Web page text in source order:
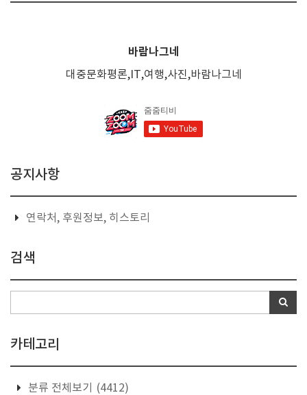
바람나그네
대중문화평론,IT,여행,사진,바람나그네
공지사항
연락처, 후원정보, 히스토리
검색
카테고리
분류 전체보기
(4412)